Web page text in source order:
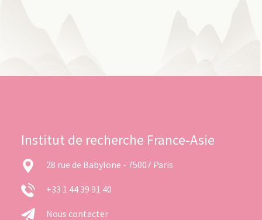
Institut de recherche France-Asie
28 rue de Babylone - 75007 Paris
+33 1 44 39 91 40
Nous contacter